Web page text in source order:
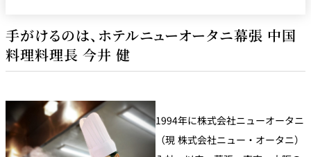
手がけるのは、ホテルニューオータニ幕張 中国
料理料理長 今井 健
1994年に株式会社ニューオータニ
（現 株式会社ニュー・オータニ）